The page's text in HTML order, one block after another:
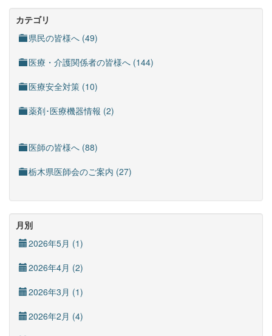
カテゴリ
県民の皆様へ (49)
医療・介護関係者の皆様へ (144)
医療安全対策 (10)
薬剤･医療機器情報 (2)
医師の皆様へ (88)
栃木県医師会のご案内 (27)
月別
2026年5月 (1)
2026年4月 (2)
2026年3月 (1)
2026年2月 (4)